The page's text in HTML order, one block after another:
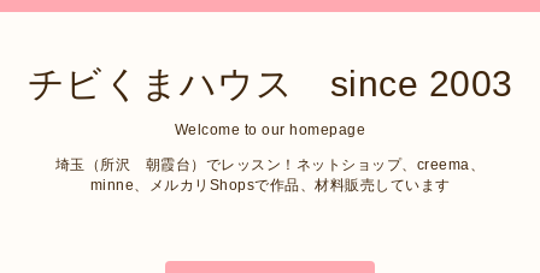
チビくまハウス since 2003
Welcome to our homepage
埼玉（所沢 朝霞台）でレッスン！ネットショップ、creema、
minne、メルカリShopsで作品、材料販売しています